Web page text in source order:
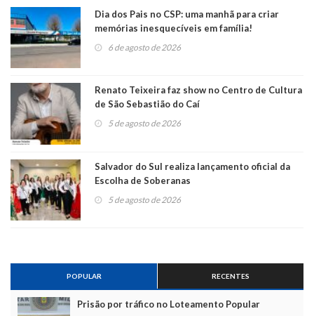
Dia dos Pais no CSP: uma manhã para criar
memórias inesquecíveis em família!
6 de agosto de 2026
Renato Teixeira faz show no Centro de Cultura
de São Sebastião do Caí
5 de agosto de 2026
Salvador do Sul realiza lançamento oficial da
Escolha de Soberanas
5 de agosto de 2026
POPULAR RECENTES
Prisão por tráfico no Loteamento Popular